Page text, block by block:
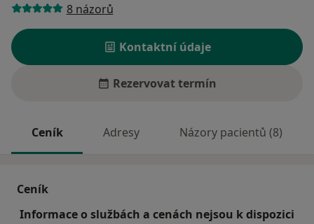
8 názorů
Kontaktní údaje
Rezervovat termín
Ceník Adresy Názory pacientů (8)
Ceník
Informace o službách a cenách nejsou k dispozici